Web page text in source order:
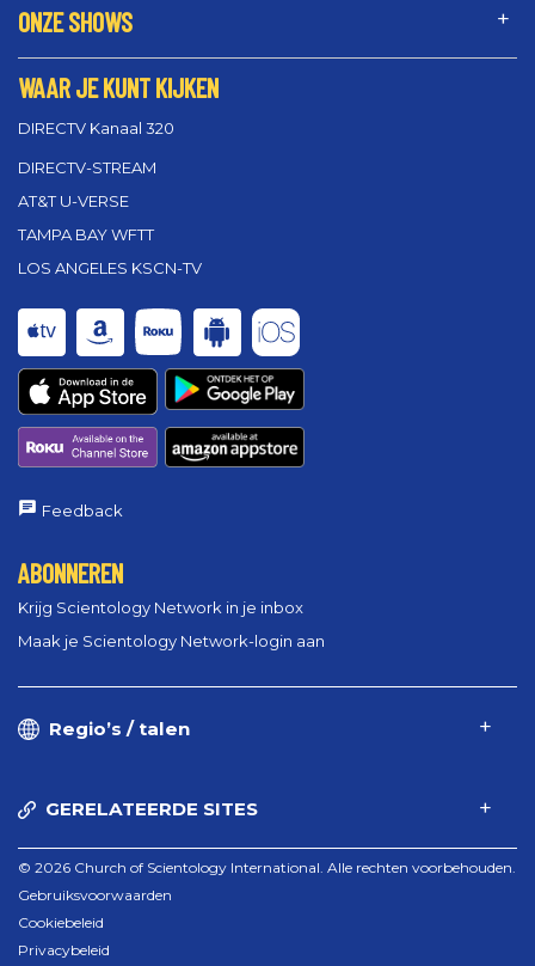
ONZE SHOWS
WAAR JE KUNT KIJKEN
DIRECTV Kanaal 320
DIRECTV-STREAM
AT&T U-VERSE
TAMPA BAY WFTT
LOS ANGELES KSCN-TV
Feedback
ABONNEREN
Krijg Scientology Network in je inbox
Maak je Scientology Network-login aan
Regio’s / talen
GERELATEERDE SITES
© 2026 Church of Scientology International. Alle rechten voorbehouden.
Gebruiksvoorwaarden
Cookiebeleid
Privacybeleid